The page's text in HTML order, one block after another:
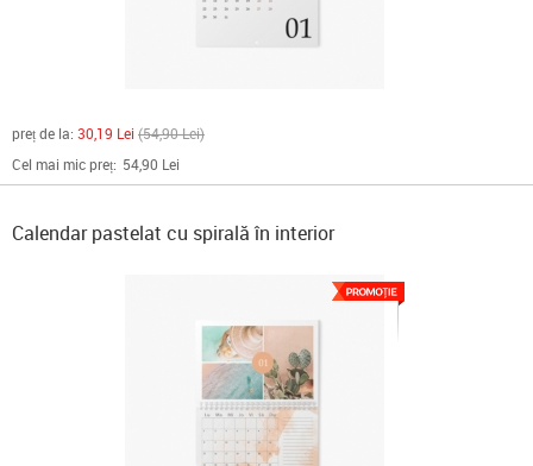
preț de la: 30,19 Lei 54,90 Lei
Cel mai mic preț: 54,90 Lei
Calendar pastelat cu spirală în interior